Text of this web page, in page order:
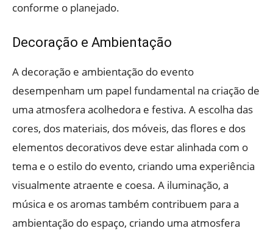
conforme o planejado.
Decoração e Ambientação
A decoração e ambientação do evento
desempenham um papel fundamental na criação de
uma atmosfera acolhedora e festiva. A escolha das
cores, dos materiais, dos móveis, das flores e dos
elementos decorativos deve estar alinhada com o
tema e o estilo do evento, criando uma experiência
visualmente atraente e coesa. A iluminação, a
música e os aromas também contribuem para a
ambientação do espaço, criando uma atmosfera